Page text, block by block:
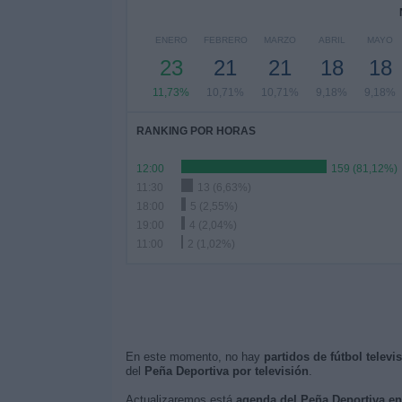
ENERO
23
11,73%
FEBRERO
21
10,71%
MARZO
21
10,71%
ABRIL
18
9,18%
MAYO
18
9,18%
RANKING POR HORAS
12:00
159 (81,12%)
11:30
13 (6,63%)
18:00
5 (2,55%)
19:00
4 (2,04%)
2 (1,02%)
En este momento, no hay partidos de fútbol
del
Peña Deportiva por televisión.